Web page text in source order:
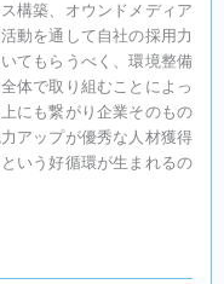
構築、オウンドメディア
動を通して自社の採用力
てもらうべく、環境整備
体で取り組むことによっ
にも繋がり企業そのもの
アップが優秀な人材獲得
いう好循環が生まれるの